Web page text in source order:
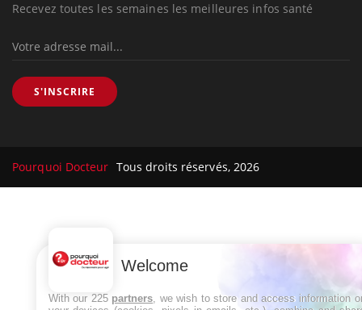
Recevez toutes les semaines les meilleures infos santé
S'INSCRIRE
Pourquoi Docteur Tous droits réservés, 2026
Welcome
With our 225 partners , we wish to store and access information